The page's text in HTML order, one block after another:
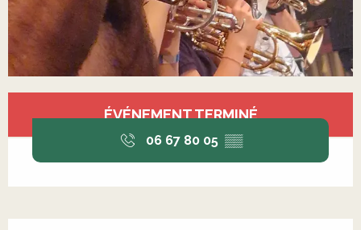
Ouverture et coordonnées
ÉVÉNEMENT TERMINÉ
06 67 80 05 ▒▒